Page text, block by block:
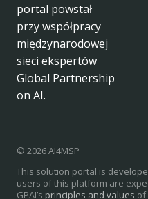
portal powstał
przy współpracy
międzynarodowej
sieci ekspertów
Global Partnership
on AI.
© 2026 AI4MSP
This solution portal is
users of this platform are
GPAI’s principles and values of